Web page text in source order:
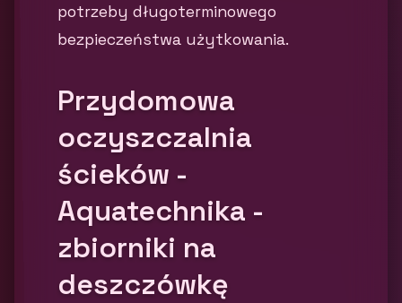
potrzeby długoterminowego
bezpieczeństwa użytkowania.
Przydomowa
oczyszczalnia
ścieków -
Aquatechnika -
zbiorniki na
deszczówkę